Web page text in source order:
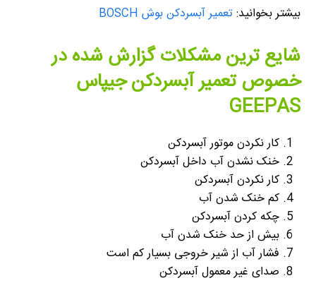
بیشتر بخوانید:تعمیر آبسردکن بوش BOSCH
شایع ترین مشکلات گزارش شده در
خصوص تعمیر آبسردکن جیپاس
GEEPAS
کار نکردن موتور آبسردکن
خنک نشدن آب داخل آبسردکن
کار نکردن آبسردکن
کم خنک شدن آب
چکه کردن آبسردکن
بیش از حد خنک شدن آب
فشار آب از شیر خروجی بسیار کم است
صدای غیر معمول آبسردکن